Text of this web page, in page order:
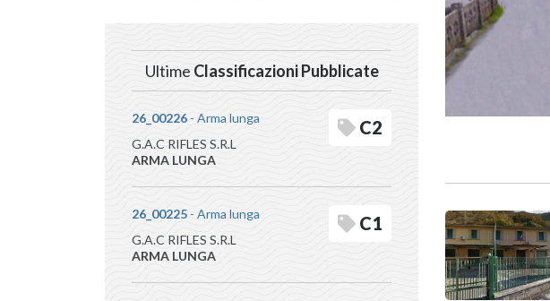
Ultime Classificazioni Pubblicate
26_00226 - Arma lunga
G.A.C RIFLES S.R.L
ARMA LUNGA
C2
26_00225 - Arma lunga
G.A.C RIFLES S.R.L
ARMA LUNGA
C1